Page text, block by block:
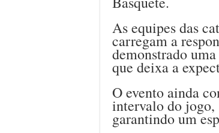
As equipes das
carregam a
demonstrado
que deixa a
O evento ainda
intervalo do jogo,
garantindo um